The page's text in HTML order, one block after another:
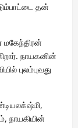
தன்
மகேந்திரன்
நாயகனின்
புலம்புவது
நாயகியின்